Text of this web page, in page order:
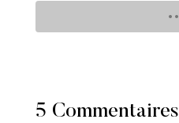
5 Commentaires